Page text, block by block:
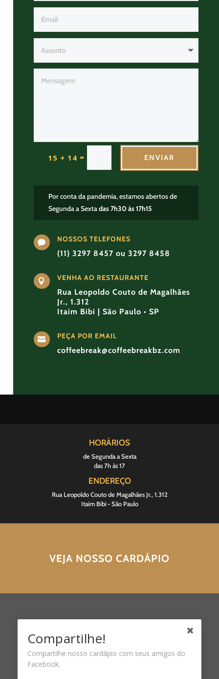
15 + 14 = ENVIAR
Por conta da pandemia, estamos abertos de
Segunda a Sextadas 7h30 às 17h15
 NOSSOS TELEFONES
(11) 3297 8457 ou 3297 8458
 VENHA AO RESTAURANTE
Rua Leopoldo Couto de Magalhães
Jr., 1.312
Itaim Bibi | São Paulo • SP
 PEÇA POR EMAIL
coffeebreak@coffeebreakbz.com
HORÁRIOS
de Segunda a Sexta
das 7h às 17
ENDEREÇO
Rua Leopoldo Couto de Magalhães Jr., 1.312
Itaim Bibi • São Paulo
VEJA NOSSO CARDÁPIO
Compartilhe!
Compartilhe nosso cardápio com seus amigos do
Facebook.